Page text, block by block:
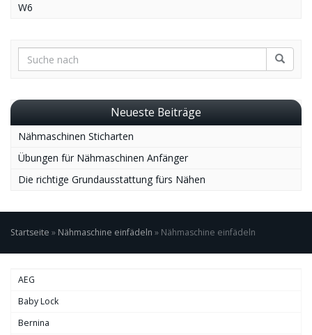
W6
Neueste Beiträge
Nähmaschinen Sticharten
Übungen für Nähmaschinen Anfänger
Die richtige Grundausstattung fürs Nähen
Startseite » Nähmaschine einfädeln » Nähmaschine einfädeln
AEG
Baby Lock
Bernina